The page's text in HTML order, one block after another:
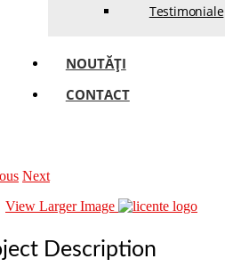
Testimoniale
NOUTĂȚI
CONTACT
Next
View Larger Image
Description